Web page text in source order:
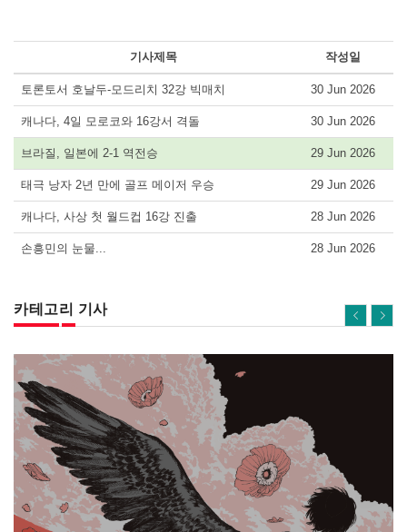
기사제목 작성일
토론토서 호날두-모드리치 32강 빅매치 30 Jun 2026
캐나다, 4일 모로코와 16강서 격돌 30 Jun 2026
브라질, 일본에 2-1 역전승 29 Jun 2026
태극 낭자 2년 만에 골프 메이저 우승 29 Jun 2026
캐나다, 사상 첫 월드컵 16강 진출 28 Jun 2026
손흥민의 눈물... 28 Jun 2026
카테고리 기사